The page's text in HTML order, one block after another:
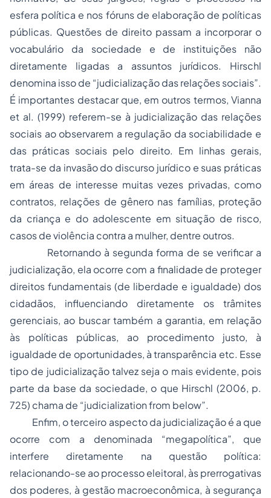
esfera política e nos fóruns de elaboração de políticas
públicas. Questões de direito passam a incorporar o
vocabulário da sociedade e de instituições não
diretamente ligadas a assuntos jurídicos. Hirschl
denomina isso de “judicialização das relações sociais”.
É importantes destacar que, em outros termos, Vianna
et al. (1999) referem-se à judicialização das relações
sociais ao observarem a regulação da sociabilidade e
das práticas sociais pelo direito. Em linhas gerais,
trata-se da invasão do discurso jurídico e suas práticas
em áreas de interesse muitas vezes privadas, como
contratos, relações de gênero nas famílias, proteção
da criança e do adolescente em situação de risco,
casos de violência contra a mulher, dentre outros.
Retornando à segunda forma de se verificar a
judicialização, ela ocorre com a finalidade de proteger
direitos fundamentais (de liberdade e igualdade) dos
cidadãos, influenciando diretamente os trâmites
gerenciais, ao buscar também a garantia, em relação
às políticas públicas, ao procedimento justo, à
igualdade de oportunidades, à transparência etc. Esse
tipo de judicialização talvez seja o mais evidente, pois
parte da base da sociedade, o que Hirschl (2006, p.
725) chama de “judicialization from below”.
Enfim, o terceiro aspecto da judicialização é a que
ocorre com a denominada “megapolítica”, que
interfere diretamente na questão política:
relacionando-se ao processo eleitoral, às prerrogativas
dos poderes, à gestão macroeconômica, à segurança